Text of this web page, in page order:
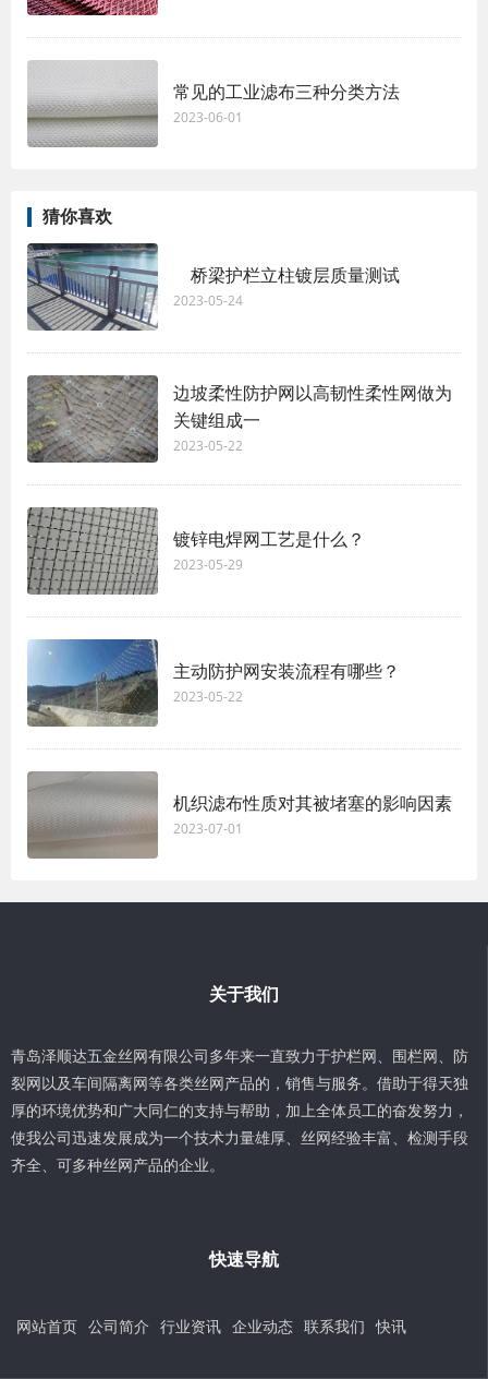
常见的工业滤布三种分类方法
2023-06-01
猜你喜欢
桥梁护栏立柱镀层质量测试
2023-05-24
边坡柔性防护网以高韧性柔性网做为
关键组成一
2023-05-22
镀锌电焊网工艺是什么？
2023-05-29
主动防护网安装流程有哪些？
2023-05-22
机织滤布性质对其被堵塞的影响因素
2023-07-01
关于我们
青岛泽顺达五金丝网有限公司多年来一直致力于护栏网、围栏网、防
裂网以及车间隔离网等各类丝网产品的，销售与服务。借助于得天独
厚的环境优势和广大同仁的支持与帮助，加上全体员工的奋发努力，
使我公司迅速发展成为一个技术力量雄厚、丝网经验丰富、检测手段
齐全、可多种丝网产品的企业。
快速导航
网站首页 公司简介 行业资讯 企业动态 联系我们 快讯